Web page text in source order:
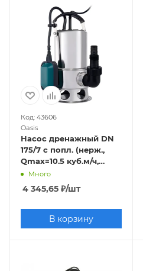
Код: 43606
Oasis
Насос дренажный DN
175/7 с попл. (нерж.,
Qmax=10.5 куб.м/ч,
Hmax=7 м., 550 Вт)
Много
4 345,65 ₽/шт
В корзину